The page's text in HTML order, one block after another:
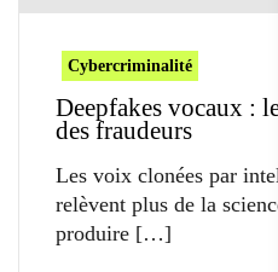
Cybercriminalité
Deepfakes vocaux :
des fraudeurs
Les voix clonées par
relèvent plus de la
produire